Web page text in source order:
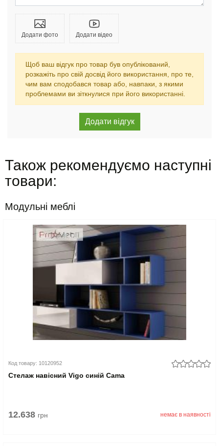
Додати фото Додати відео
Щоб ваш відгук про товар був опублікований,
розкажіть про свій досвід його використання, про те,
чим вам сподобався товар або, навпаки, з якими
проблемами ви зіткнулися при його використанні.
Також рекомендуємо наступні
товари:
Модульні меблі
Код товару: 10120952
Стелаж навісний Vigo синій Cama
12.638 грн немає в наявності